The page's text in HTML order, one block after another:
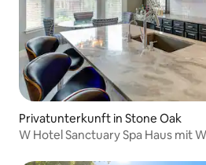
Privatunterkunft in Stone Oak
W Hotel Sanctuary Spa Haus mit